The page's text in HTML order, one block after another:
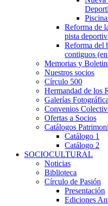
Reforma de
pista
Reforma del
contiguos
Memorias y
Nuestros socios
Círculo 500
Hermandad de los
Galerías
Convenios
Ofertas a Socios
Catálogos
Catálogo 1
Catálogo 2
SOCIOCULTURAL
Noticias
Biblioteca
Círculo de Pasión
Presentación
Ediciones